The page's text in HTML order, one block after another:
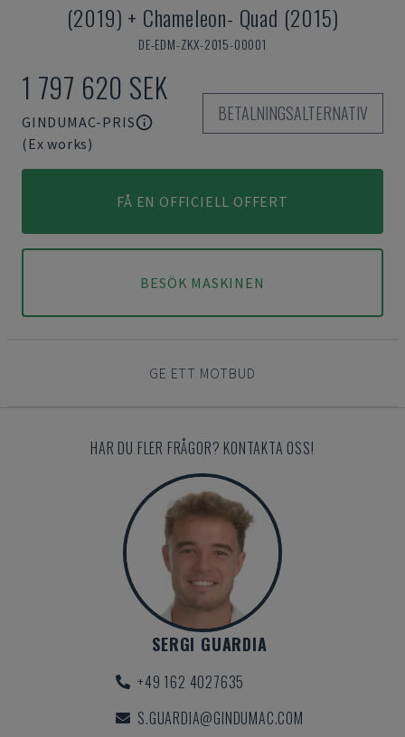
(2019) + Chameleon- Quad (2015)
DE-EDM-ZKX-2015-00001
1 797 620 SEK
GINDUMAC-PRIS
(Ex works)
BETALNINGSALTERNATIV
FÅ EN OFFICIELL OFFERT
BESÖK MASKINEN
GE ETT MOTBUD
HAR DU FLER FRÅGOR? KONTAKTA OSS!
SERGI GUARDIA
+49 162 4027635
S.GUARDIA@GINDUMAC.COM